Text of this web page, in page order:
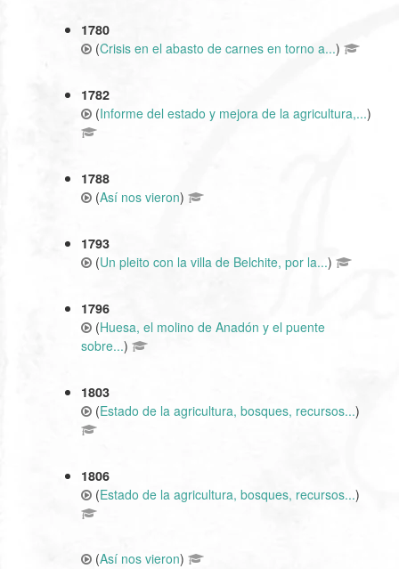
1780
(Crisis en el abasto de carnes en torno a...)
1782
(Informe del estado y mejora de la agricultura,...)
1788
(Así nos vieron)
1793
(Un pleito con la villa de Belchite, por la...)
1796
(Huesa, el molino de Anadón y el puente
sobre...)
1803
(Estado de la agricultura, bosques, recursos...)
1806
(Estado de la agricultura, bosques, recursos...)
(Así nos vieron)